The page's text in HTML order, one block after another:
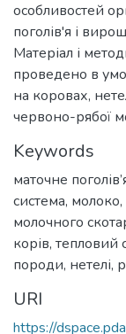
особливостей
поголів'я і
Матеріал і
проведено в
на коровах,
червоно-рябої
Keywords
маточне
система, молоко,
молочного
корів, тепловий
породи, нетелі,
URI
https://